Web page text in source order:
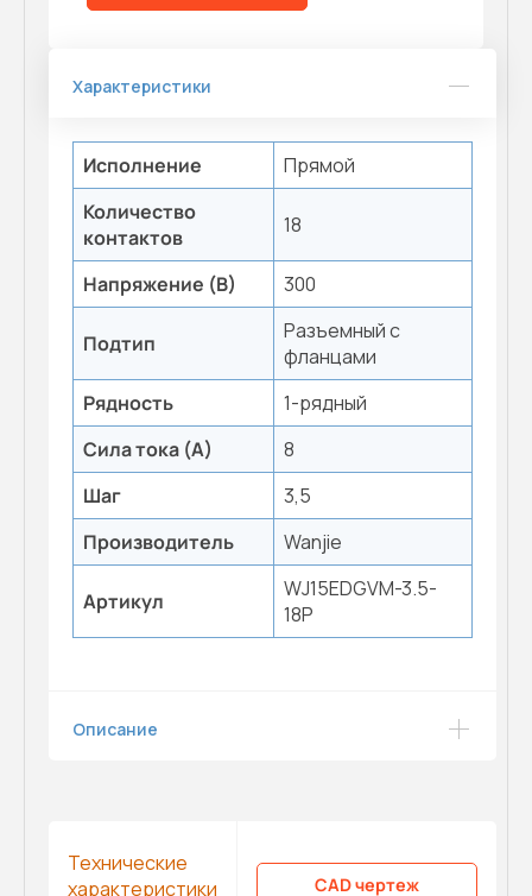
Характеристики
Исполнение
Прямой
Количество
контактов
18
Напряжение (В) 300
Подтип
Разъемный с
фланцами
Рядность
1-рядный
Сила тока (А)
8
Шаг
3,5
Производитель
Wanjie
Артикул
WJ15EDGVM-3.5-
18P
Описание
Технические
характеристики
CAD чертеж